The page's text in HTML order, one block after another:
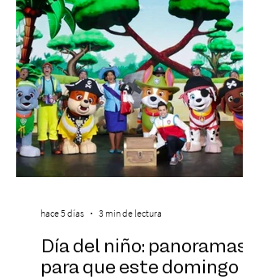
Corporativa, del autor Mauricio Eduardo
Medina, ha trascendido el ámbito editorial
Día del niño: panoramas
para que este domingo 09
hace 5 días 3 min de lectura